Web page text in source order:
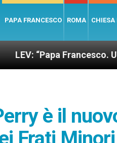
PAPA FRANCESCO ROMA CHIESA
Francesco. Un uomo
è il
Frati Minori